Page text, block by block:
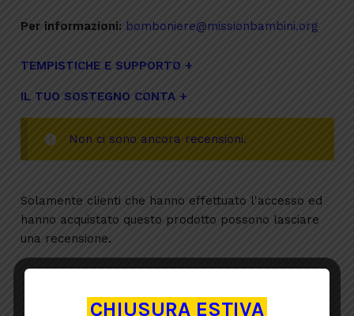
Per informazioni: bomboniere@missionbambini.org
TEMPISTICHE E SUPPORTO
IL TUO SOSTEGNO CONTA
Non ci sono ancora recensioni.
Solamente clienti che hanno effettuato l'accesso ed
hanno acquistato questo prodotto possono lasciare
una recensione.
CHIUSURA ESTIVA